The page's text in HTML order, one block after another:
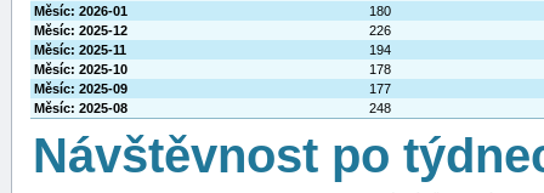
Měsíc: 2026-01
180
Měsíc: 2025-12
226
Měsíc: 2025-11
194
Měsíc: 2025-10
178
Měsíc: 2025-09
177
Měsíc: 2025-08
248
Návštěvnost po